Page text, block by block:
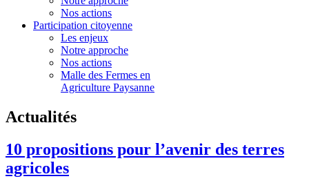
Nos actions
Participation citoyenne
Les enjeux
Notre approche
Nos actions
Malle des Fermes en
Agriculture Paysanne
Actualités
10 propositions pour l’avenir des terres
agricoles